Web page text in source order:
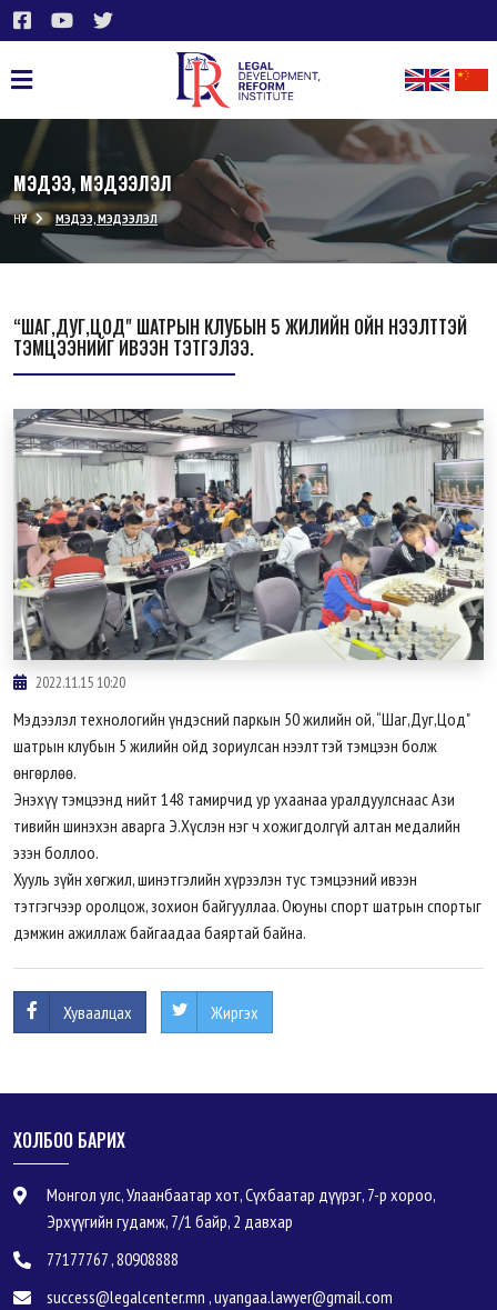
МЭДЭЭ, МЭДЭЭЛЭЛ
НҮҮР МЭДЭЭ, МЭДЭЭЛЭЛ
“ШАГ,ДУГ,ЦОД" ШАТРЫН КЛУБЫН 5 ЖИЛИЙН ОЙН НЭЭЛТТЭЙ
ТЭМЦЭЭНИЙГ ИВЭЭН ТЭТГЭЛЭЭ.
2022.11.15 10:20
Мэдээлэл технологийн үндэсний паркын 50 жилийн ой, “Шаг,Дуг,Цод"
шатрын клубын 5 жилийн ойд зориулсан нээлттэй тэмцээн болж
өнгөрлөө.
Энэхүү тэмцээнд нийт 148 тамирчид ур ухаанаа уралдуулснаас Ази
тивийн шинэхэн аварга Э.Хүслэн нэг ч хожигдолгүй алтан медалийн
эзэн боллоо.
Хууль зүйн хөгжил, шинэтгэлийн хүрээлэн тус тэмцээний ивээн
тэтгэгчээр оролцож, зохион байгууллаа. Оюуны спорт шатрын спортыг
дэмжин ажиллаж байгаадаа баяртай байна.
Хуваалцах Жиргэх
ХОЛБОО БАРИХ
Монгол улс, Улаанбаатар хот, Сүхбаатар дүүрэг, 7-р хороо,
Эрхүүгийн гудамж, 7/1 байр, 2 давхар
77177767 , 80908888
success@legalcenter.mn , uyangaa.lawyer@gmail.com